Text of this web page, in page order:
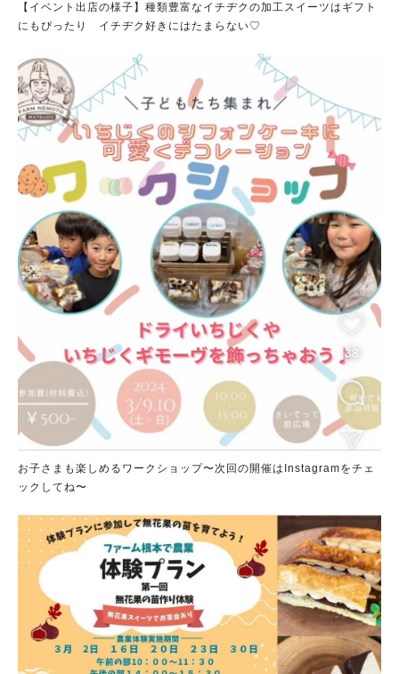
【イベント出店の様子】種類豊富なイチヂクの加工スイーツはギフト
にもぴったり イチヂク好きにはたまらない♡
お子さまも楽しめるワークショップ〜次回の開催はInstagramをチェ
ックしてね〜